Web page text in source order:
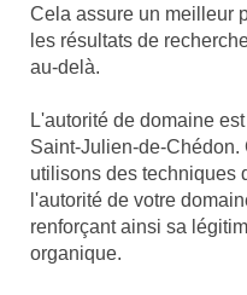
Cela assure un meilleur
les résultats de
au-delà.
L'autorité de domaine
Saint-Julien-de-Chédon.
utilisons des techniques
l'autorité de votre
renforçant ainsi sa
organique.